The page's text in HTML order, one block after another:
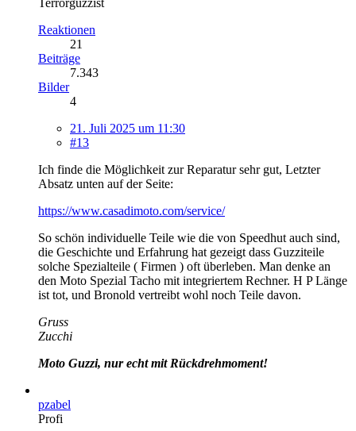
Reaktionen
21
Beiträge
7.343
Bilder
4
21. Juli 2025 um 11:30
#13
Ich finde die Möglichkeit zur Reparatur sehr gut, Letzter
Absatz unten auf der Seite:
https://www.casadimoto.com/service/
So schön individuelle Teile wie die von Speedhut auch sind,
die Geschichte und Erfahrung hat gezeigt dass Guzziteile
solche Spezialteile ( Firmen ) oft überleben. Man denke an
den Moto Spezial Tacho mit integriertem Rechner. H P Länge
ist tot, und Bronold vertreibt wohl noch Teile davon.
Gruss
Zucchi
Moto Guzzi, nur echt mit Rückdrehmoment!
pzabel
Profi